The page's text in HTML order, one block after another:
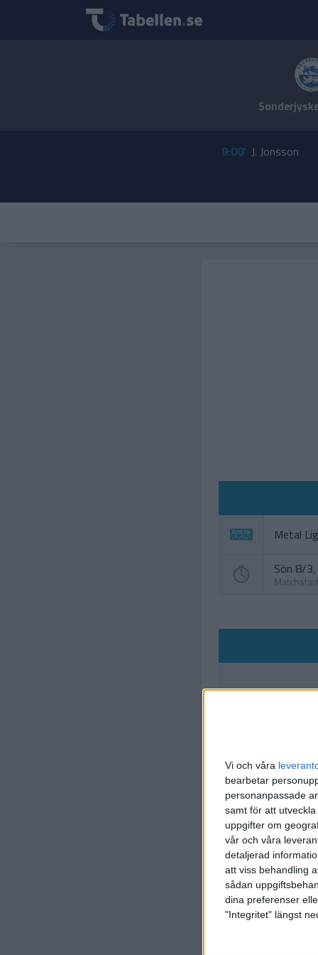
Vi och våra
bearbetar
personanpassade
samt för att
uppgifter om
vår och våra
detaljerad
att viss behandling
sådan
dina preferenser
"Integritet" längst
9:00' J. Jonsson
Metal
Sön 8/
Matchstart